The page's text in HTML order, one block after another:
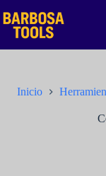
al
contenido
Inicio